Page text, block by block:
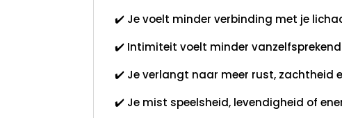
✔️ Je voelt minder verbinding met je
✔️ Intimiteit voelt minder
✔️ Je verlangt naar meer rust, zachtheid
✔️ Je mist speelsheid, levendigheid of